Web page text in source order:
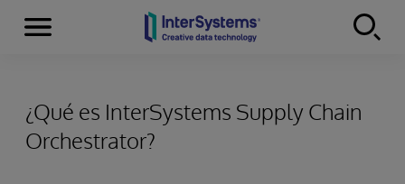
Skip to content
Secciones
¿Qué es InterSystems Supply Chain
Orchestrator?